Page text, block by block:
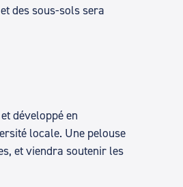
des sous-sols sera
développé en
locale. Une pelouse
et viendra soutenir les